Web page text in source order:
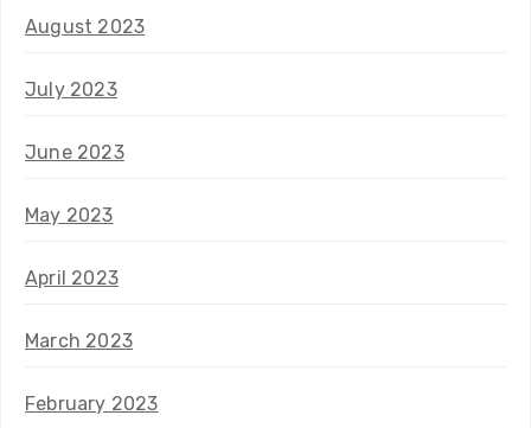
August 2023
July 2023
June 2023
May 2023
April 2023
March 2023
February 2023